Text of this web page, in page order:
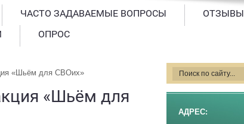
ЧАСТО ЗАДАВАЕМЫЕ ВОПРОСЫ
ОТЗЫВЫ
ОПРОС
АДРЕС:
«Шьём для СВОих»
«Шьём для